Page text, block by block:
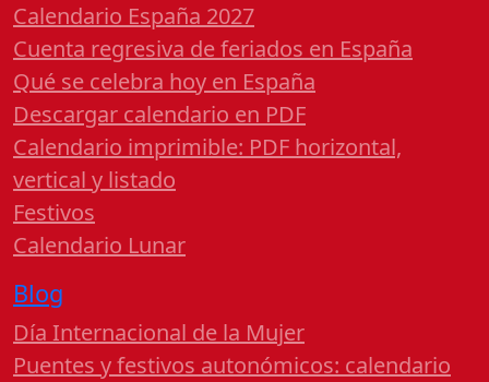
Calendario España 2027
Cuenta regresiva de feriados en España
Qué se celebra hoy en España
Descargar calendario en PDF
Calendario imprimible: PDF horizontal,
vertical y listado
Festivos
Calendario Lunar
Blog
Día Internacional de la Mujer
Puentes y festivos autonómicos: calendario